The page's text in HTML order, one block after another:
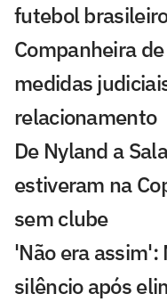
futebol
Companheira
medidas
relacionamento
De Nyland a
estiveram na
sem clube
'Não era assim':
silêncio após